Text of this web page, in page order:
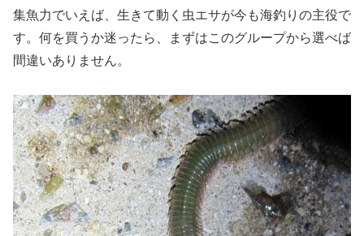
集魚力でいえば、生きて動く虫エサが今も海釣りの主役で
す。何を買うか迷ったら、まずはこのグループから選べば
間違いありません。